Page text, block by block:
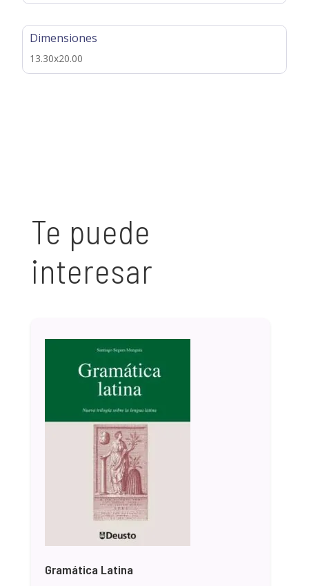
Dimensiones
13.30x20.00
Te puede
interesar
Gramática Latina